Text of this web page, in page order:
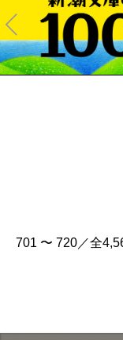
Pre
v
701 〜 720／全